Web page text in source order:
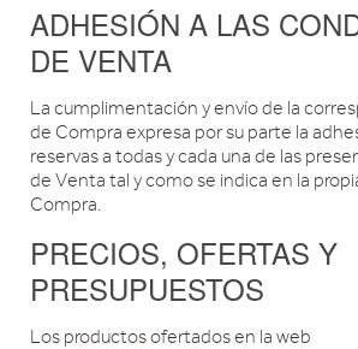
ADHESIÓN A LAS
DE VENTA
La cumplimentación y envío de la
de Compra expresa por su parte la
reservas a todas y cada una de las
de Venta tal y como se indica en la
Compra.
PRECIOS, OFERTAS Y
PRESUPUESTOS
Los productos ofertados en la web